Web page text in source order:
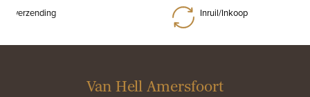
verzending Inruil/Inkoop
Van Hell Amersfoort